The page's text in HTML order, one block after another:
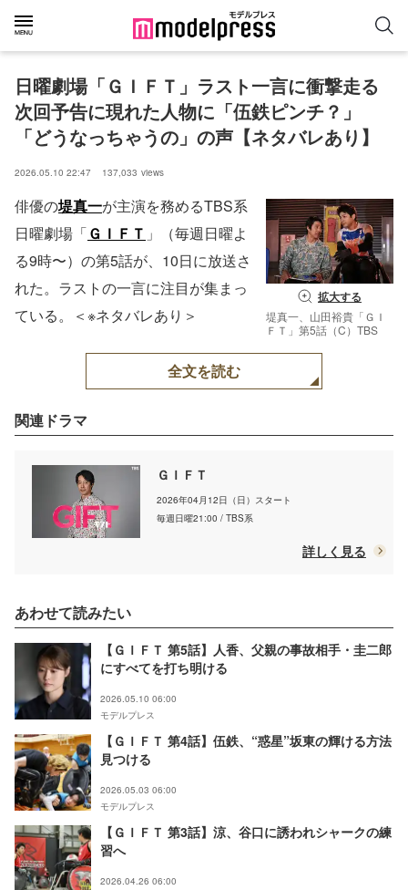
日曜劇場「ＧＩＦＴ」ラスト一言に衝撃走る
次回予告に現れた人物に「伍鉄ピンチ？」
「どうなっちゃうの」の声【ネタバレあり】
2026.05.10 22:47 137,033 views
拡大する
堤真一、山田裕貴「ＧＩ
ＦＴ」第5話（C）TBS
俳優の堤真一が主演を務めるTBS系
日曜劇場「ＧＩＦＴ 」（毎週日曜よ
る9時〜）の第5話が、10日に放送さ
れた。ラストの一言に注目が集まっ
ている。＜※ネタバレあり＞
全文を読む
関連ドラマ
ＧＩＦＴ
2026年04月12日（日）スタート
毎週日曜21:00 / TBS系
詳しく見る
あわせて読みたい
【ＧＩＦＴ 第5話】人香、父親の事故相手・圭二郎
にすべてを打ち明ける
2026.05.10 06:00
モデルプレス
【ＧＩＦＴ 第4話】伍鉄、“惑星”坂東の輝ける方法
見つける
2026.05.03 06:00
モデルプレス
【ＧＩＦＴ 第3話】涼、谷口に誘われシャークの練
習へ
2026.04.26 06:00